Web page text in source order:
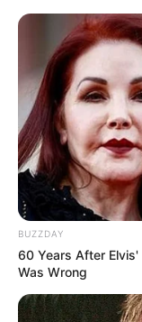
BUZZDAY
60 Years After Elvis'
Was Wrong